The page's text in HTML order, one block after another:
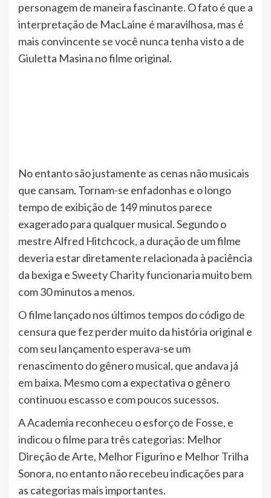
personagem de maneira fascinante. O fato é que a
interpretação de MacLaine é maravilhosa, mas é
mais convincente se você nunca tenha visto a de
Giuletta Masina no filme original.
No entanto são justamente as cenas não musicais
que cansam. Tornam-se enfadonhas e o longo
tempo de exibição de 149 minutos parece
exagerado para qualquer musical. Segundo o
mestre Alfred Hitchcock, a duração de um filme
deveria estar diretamente relacionada à paciência
da bexiga e Sweety Charity funcionaria muito bem
com 30 minutos a menos.
O filme lançado nos últimos tempos do código de
censura que fez perder muito da história original e
com seu lançamento esperava-se um
renascimento do gênero musical, que andava já
em baixa. Mesmo com a expectativa o gênero
continuou escasso e com poucos sucessos.
A Academia reconheceu o esforço de Fosse, e
indicou o filme para três categorias: Melhor
Direção de Arte, Melhor Figurino e Melhor Trilha
Sonora, no entanto não recebeu indicações para
as categorias mais importantes.